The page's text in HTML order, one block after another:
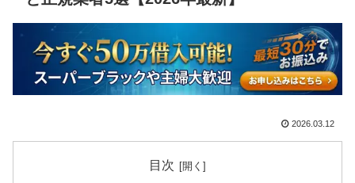
2026.03.12
目次